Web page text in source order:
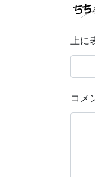
上
コメ